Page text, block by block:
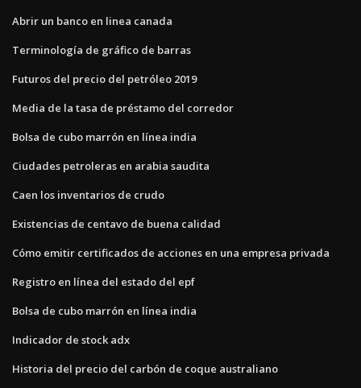
Abrir un banco en linea canada
Terminología de gráfico de barras
Futuros del precio del petróleo 2019
Media de la tasa de préstamo del corredor
Bolsa de cubo marrón en línea india
Ciudades petroleras en arabia saudita
Caen los inventarios de crudo
Existencias de centavo de buena calidad
Cómo emitir certificados de acciones en una empresa privada
Registro en línea del estado del epf
Bolsa de cubo marrón en línea india
Indicador de stock adx
Historia del precio del carbón de coque australiano